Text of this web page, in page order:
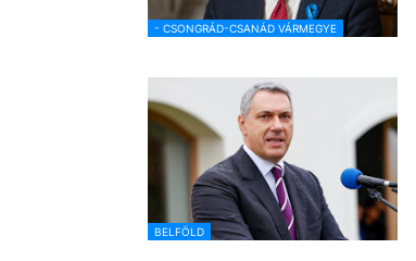
- CSONGRÁD-CSANÁD VÁRMEGYE
BELFÖLD